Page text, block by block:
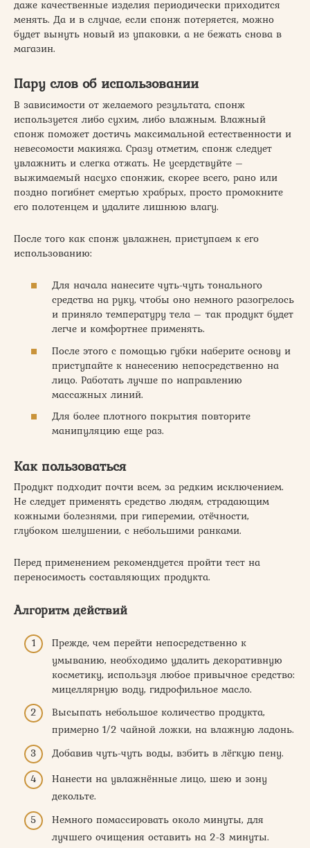
даже качественные изделия периодически приходится
менять. Да и в случае, если спонж потеряется, можно
будет вынуть новый из упаковки, а не бежать снова в
магазин.
Пару слов об использовании
В зависимости от желаемого результата, спонж
используется либо сухим, либо влажным. Влажный
спонж поможет достичь максимальной естественности и
невесомости макияжа. Сразу отметим, спонж следует
увлажнить и слегка отжать. Не усердствуйте –
выжимаемый насухо спонжик, скорее всего, рано или
поздно погибнет смертью храбрых, просто промокните
его полотенцем и удалите лишнюю влагу.
После того как спонж увлажнен, приступаем к его
использованию:
Для начала нанесите чуть-чуть тонального
средства на руку, чтобы оно немного разогрелось
и приняло температуру тела – так продукт будет
легче и комфортнее применять.
После этого с помощью губки наберите основу и
приступайте к нанесению непосредственно на
лицо. Работать лучше по направлению
массажных линий.
Для более плотного покрытия повторите
манипуляцию еще раз.
Как пользоваться
Продукт подходит почти всем, за редким исключением.
Не следует применять средство людям, страдающим
кожными болезнями, при гиперемии, отёчности,
глубоком шелушении, с небольшими ранками.
Перед применением рекомендуется пройти тест на
переносимость составляющих продукта.
Алгоритм действий
Прежде, чем перейти непосредственно к
умыванию, необходимо удалить декоративную
косметику, используя любое привычное средство:
мицеллярную воду, гидрофильное масло.
Высыпать небольшое количество продукта,
примерно 1/2 чайной ложки, на влажную ладонь.
Добавив чуть-чуть воды, взбить в лёгкую пену.
Нанести на увлажнённые лицо, шею и зону
декольте.
Немного помассировать около минуты, для
лучшего очищения оставить на 2-3 минуты.